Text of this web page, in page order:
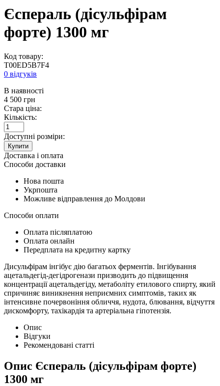
Єспераль (дісульфірам
форте) 1300 мг
Код товару:
T00ED5B7F4
0 відгуків
В наявності
4 500 грн
Стара ціна:
Кількість:
Доступні розміри:
Купити
Доставка і оплата
Способи доставки
Нова пошта
Укрпошта
Можливе відправлення до Молдови
Способи оплати
Оплата післяплатою
Оплата онлайн
Передплата на кредитну картку
Дисульфірам інгібує дію багатьох ферментів. Інгібування
ацетальдегід-дегідрогенази призводить до підвищення
концентрації ацетальдегіду, метаболіту етилового спирту, який
спричиняє виникнення неприємних симптомів, таких як
інтенсивне почервоніння обличчя, нудота, блювання, відчуття
дискомфорту, тахікардія та артеріальна гіпотензія.
Опис
Відгуки
Рекомендовані статті
Опис Єспераль (дісульфірам форте)
1300 мг